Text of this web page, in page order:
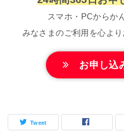
スマホ・PCからか
みなさまのご利用を心より
お申し込
Tweet